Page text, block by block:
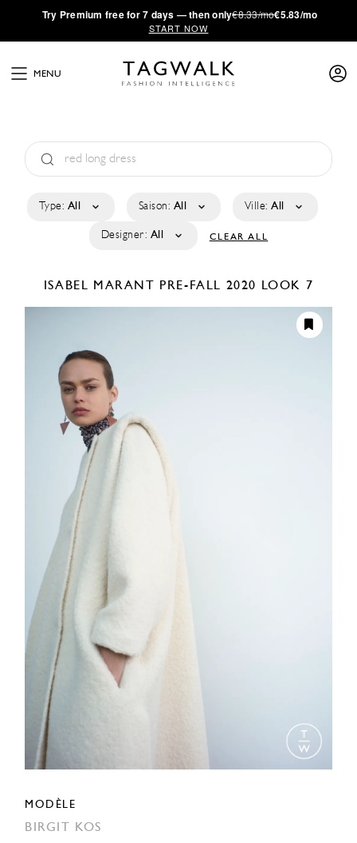
·Try Premium free for 7 days — then only€8.33/mo€5.83/mo
START NOW
MENU
Type: All Saison: All Ville: All
Designer: All CLEAR ALL
ISABEL MARANT PRE-FALL 2020 LOOK 7
MODÈLE
BIRGIT KOS